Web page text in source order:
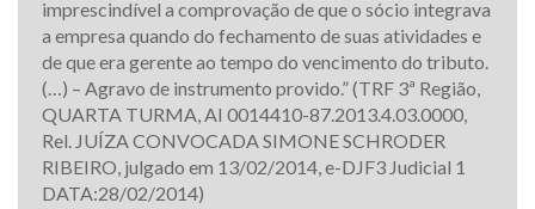
imprescindível a comprovação de que o sócio integrava
a empresa quando do fechamento de suas atividades e
de que era gerente ao tempo do vencimento do tributo.
(…) – Agravo de instrumento provido.” (TRF 3ª Região,
QUARTA TURMA, AI 0014410-87.2013.4.03.0000,
Rel. JUÍZA CONVOCADA SIMONE SCHRODER
RIBEIRO, julgado em 13/02/2014, e-DJF3 Judicial 1
DATA:28/02/2014)